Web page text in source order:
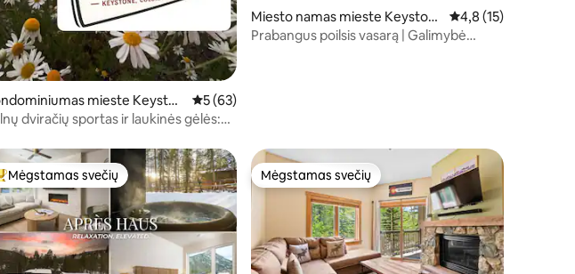
4,98 iš 5, atsiliepimų: 91
mieste Keyston
Vidutinis įvertinimas: 5 iš 5, atsiliepimų: 63
5 (63)
dviračių sportas ir laukinės gėlės:
Miesto namas mieste Keyston
e
Vidutinis
4,8 (15)
Prabangus poilsis vasarą | Galimybė
mėgstamiausias
Mėgstamas svečių Mėgstamas svečių
Mėgstamas svečių